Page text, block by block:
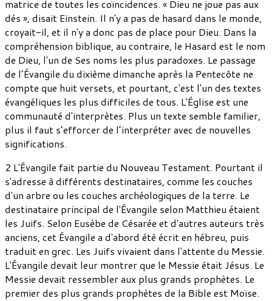
matrice de toutes les coïncidences. « Dieu ne joue pas aux
dés », disait Einstein. Il n'y a pas de hasard dans le monde,
croyait-il, et il n'y a donc pas de place pour Dieu. Dans la
compréhension biblique, au contraire, le Hasard est le nom
de Dieu, l'un de Ses noms les plus paradoxes. Le passage
de l’Évangile du dixième dimanche après la Pentecôte ne
compte que huit versets, et pourtant, c'est l'un des textes
évangéliques les plus difficiles de tous. L'Église est une
communauté d'interprètes. Plus un texte semble familier,
plus il faut s’efforcer de l’interpréter avec de nouvelles
significations.
2 L'Évangile fait partie du Nouveau Testament. Pourtant il
s'adresse à différents destinataires, comme les couches
d'un arbre ou les couches archéologiques de la terre. Le
destinataire principal de l'Évangile selon Matthieu étaient
les Juifs. Selon Eusèbe de Césarée et d'autres auteurs très
anciens, cet Évangile a d'abord été écrit en hébreu, puis
traduit en grec. Les Juifs vivaient dans l'attente du Messie.
L'Évangile devait leur montrer que le Messie était Jésus. Le
Messie devait ressembler aux plus grands prophètes. Le
premier des plus grands prophètes de la Bible est Moïse.